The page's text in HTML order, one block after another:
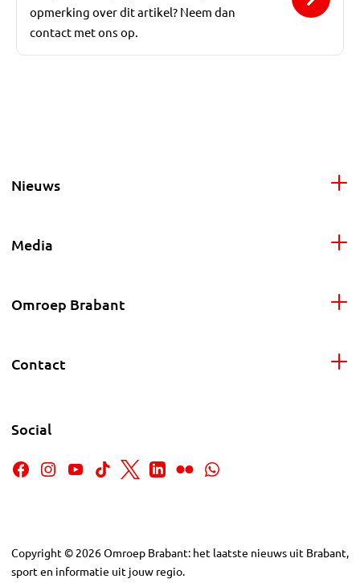
opmerking over dit artikel? Neem dan
contact met ons op.
Nieuws
Media
Omroep Brabant
Contact
Social
Copyright © 2026Omroep Brabant: het laatste nieuws uit Brabant,
sport en informatie uit jouw regio.